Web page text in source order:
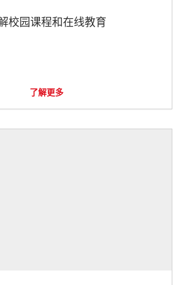
校园课程和在线教育
了解更多